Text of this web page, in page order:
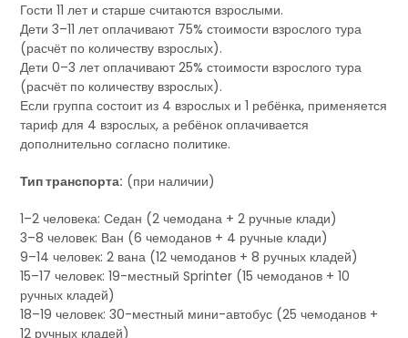
Гости 11 лет и старше считаются взрослыми.
Дети 3–11 лет оплачивают 75% стоимости взрослого тура
(расчёт по количеству взрослых).
Дети 0–3 лет оплачивают 25% стоимости взрослого тура
(расчёт по количеству взрослых).
Если группа состоит из 4 взрослых и 1 ребёнка, применяется
тариф для 4 взрослых, а ребёнок оплачивается
дополнительно согласно политике.
Тип транспорта: (при наличии)
1–2 человека: Седан (2 чемодана + 2 ручные клади)
3–8 человек: Ван (6 чемоданов + 4 ручные клади)
9–14 человек: 2 вана (12 чемоданов + 8 ручных кладей)
15–17 человек: 19-местный Sprinter (15 чемоданов + 10
ручных кладей)
18–19 человек: 30-местный мини-автобус (25 чемоданов +
12 ручных кладей)